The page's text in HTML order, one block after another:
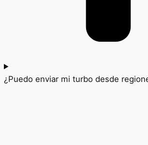
¿Puedo enviar mi turbo desde